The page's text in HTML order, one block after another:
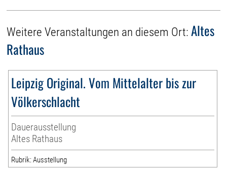
Weitere Veranstaltungen an diesem Ort:Altes
Rathaus
Leipzig Original. Vom Mittelalter bis zur
Völkerschlacht
Dauerausstellung
Altes Rathaus
Rubrik: Ausstellung